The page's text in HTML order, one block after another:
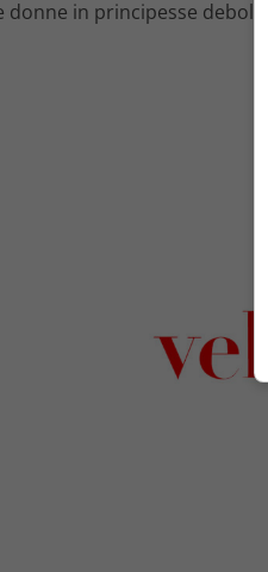
donne in principesse deboli